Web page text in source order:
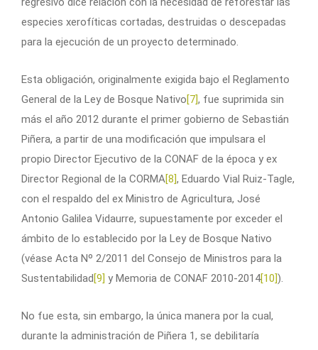
especies xerofíticas cortadas, destruidas o descepadas
para la ejecución de un proyecto determinado.
Esta obligación, originalmente exigida bajo el Reglamento
General de la Ley de Bosque Nativo[7], fue suprimida sin
más el año 2012 durante el primer gobierno de Sebastián
Piñera, a partir de una modificación que impulsara el
propio Director Ejecutivo de la CONAF de la época y ex
Director Regional de la CORMA[8], Eduardo Vial Ruiz-Tagle,
con el respaldo del ex Ministro de Agricultura, José
Antonio Galilea Vidaurre, supuestamente por exceder el
ámbito de lo establecido por la Ley de Bosque Nativo
(véase Acta Nº 2/2011 del Consejo de Ministros para la
Sustentabilidad[9] y Memoria de CONAF 2010-2014[10]).
No fue esta, sin embargo, la única manera por la cual,
durante la administración de Piñera 1, se debilitaría